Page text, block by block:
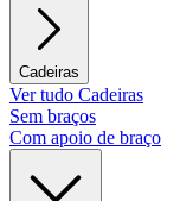
Cadeiras
Ver tudo Cadeiras
Sem braços
Com apoio de braço